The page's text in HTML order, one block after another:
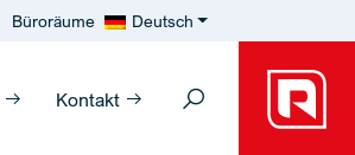
Büroräume Deutsch
Kontakt